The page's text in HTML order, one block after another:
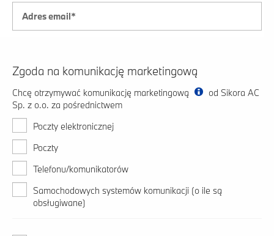
Zgoda na komunikację marketingową
Chcę otrzymywać komunikację marketingową
od Sikora AC
Sp. z o.o. za pośrednictwem
Poczty elektronicznej
Poczty
Telefonu/komunikatorów
Samochodowych systemów komunikacji (o ile są
obsługiwane)